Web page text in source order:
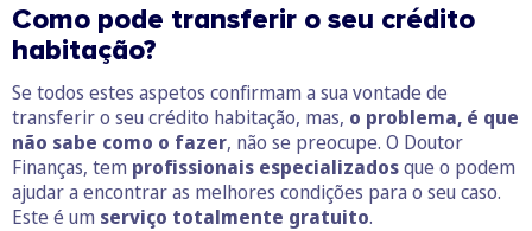
Como pode transferir o seu crédito
habitação?
Se todos estes aspetos confirmam a sua vontade de
transferir o seu crédito habitação, mas, o problema, é que
não sabe como o fazer, não se preocupe. O Doutor
Finanças, tem profissionais especializadosque o podem
ajudar a encontrar as melhores condições para o seu caso.
Este é um serviço totalmente gratuito.